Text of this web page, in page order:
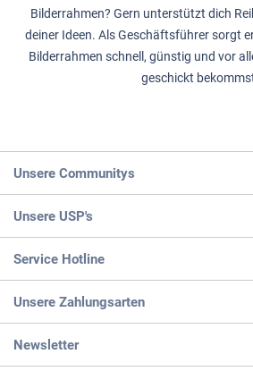
Bilderrahmen? Gern unterstützt dich
deiner Ideen. Als Geschäftsführer sorgt
Bilderrahmen schnell, günstig und vor
geschickt
Unsere Communitys
Unsere USP's
Service Hotline
Unsere Zahlungsarten
Newsletter